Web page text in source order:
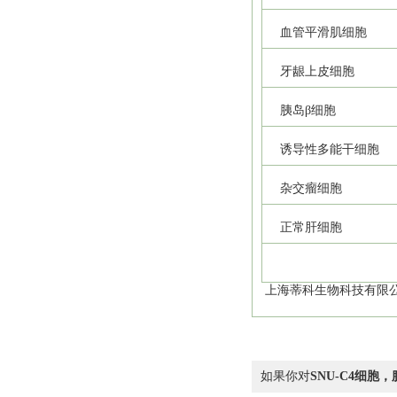
血管平滑肌细胞
牙龈上皮细胞
胰岛β细胞
诱导性多能干细胞
杂交瘤细胞
正常肝细胞
上海蒂科生物科技有限
如果你对SNU-C4细胞，